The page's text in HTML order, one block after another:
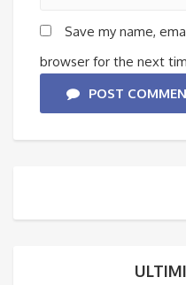
Save my name,
browser for the next
POST